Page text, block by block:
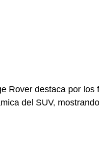
Rover destaca por los
del SUV,